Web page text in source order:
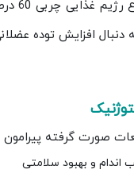
دنبال افزایش توده
صورت گرفته
اندام و بهبود سلامتی